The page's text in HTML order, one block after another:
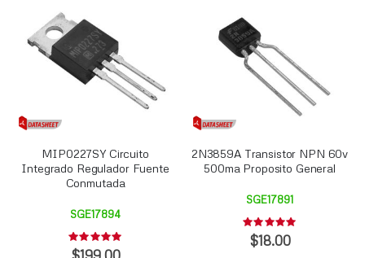
MIP0227SY Circuito
Integrado Regulador Fuente
Conmutada
SGE17894
Rating:
0%
2N3859A Transistor NPN 60v
500ma Proposito General
SGE17891
Rating:
0%
$18.00